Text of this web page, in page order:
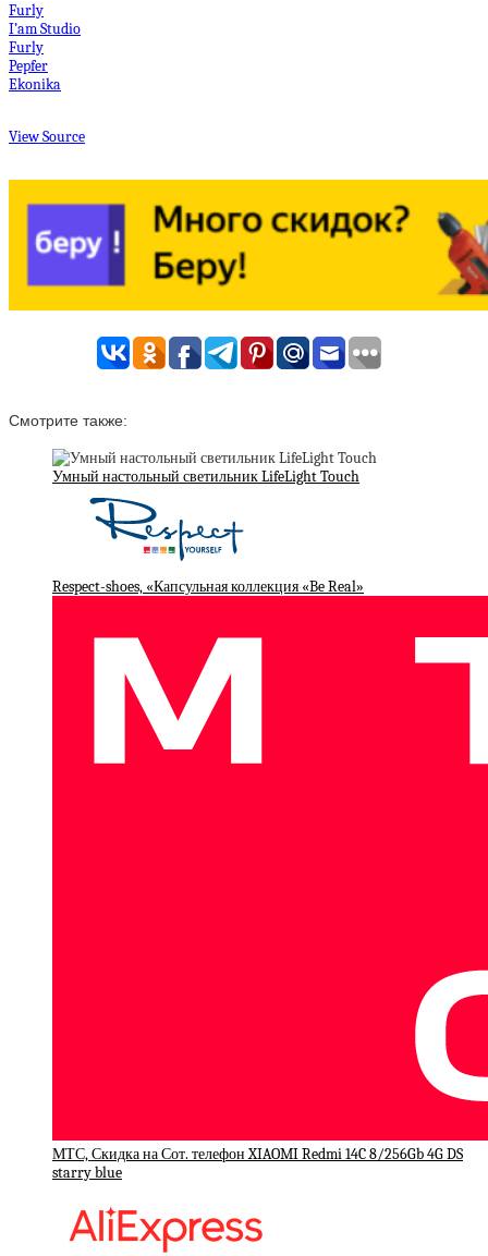
Furly
I’am Studio
Furly
Pepfer
Ekonika
View Source
Смотрите также:
Умный настольный светильник LifeLight Touch
Respect-shoes, «Капсульная коллекция «Be Real»
МТС, Скидка на Сот. телефон XIAOMI Redmi 14C 8/256Gb 4G DS
starry blue